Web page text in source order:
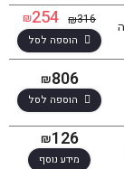
₪316
₪254
הוספה לסל
₪806
הוספה לסל
₪126
מידע נוסף